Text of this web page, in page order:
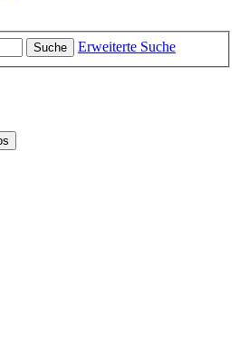
Suche
Erweiterte Suche